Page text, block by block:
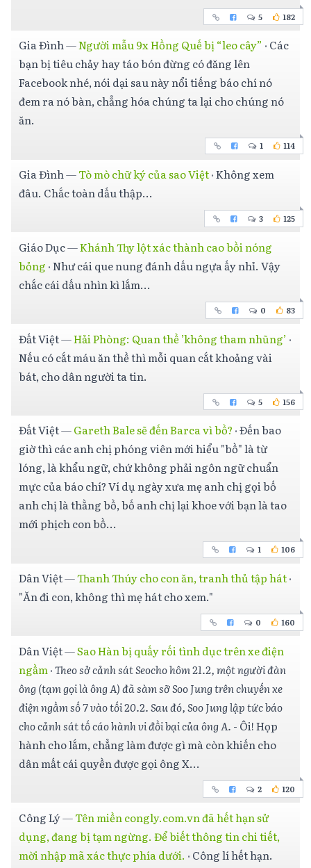
5 182
Gia Đình—Người mẫu 9x Hồng Quế bị “leo cây” · Các
bạn bị tiêu chảy hay táo bón đừng có đăng lên
Facebook nhé, nói dại sau này nổi tiếng báo chí nó
đem ra nó bàn, chẳng hóa chúng ta lại cho chúng nó
ăn.
1 114
Gia Đình—Tò mò chữ ký của sao Việt·Không xem
đâu. Chắc toàn dấu thập...
3 125
Giáo Dục—Khánh Thy lột xác thành cao bồi nóng
bỏng ·Như cái que nung đánh dấu ngựa ấy nhỉ. Vậy
chắc cái dấu nhìn kì lắm...
0 83
Đất Việt—Hải Phòng: Quan thề ’không tham nhũng’ ·
Nếu có cắt máu ăn thề thì mỗi quan cắt khoảng vài
bát, cho dân người ta tin.
5 156
Đất Việt—Gareth Bale sẽ đến Barca vì bồ? ·Đến bao
giờ thì các anh chị phóng viên mới hiểu "bồ" là từ
lóng, là khẩu ngữ, chứ không phải ngôn ngữ chuẩn
mực của báo chí? Ví dụ ngày xưa mẹ anh chị gọi bố
anh chị là thằng bồ, bố anh chị lại khoe với bạn là tao
mới phịch con bồ...
1 106
Dân Việt—Thanh Thúy cho con ăn, tranh thủ tập hát·
"Ăn đi con, không thì mẹ hát cho xem."
0 160
Dân Việt—Sao Hàn bị quấy rối tình dục trên xe điện
ngầm·Theo sở cảnh sát Seocho hôm 21.2, một người đàn
ông (tạm gọi là ông A) đã sàm sỡ Soo Jung trên chuyến xe
điện ngầm số 7 vào tối 20.2. Sau đó, Soo Jung lập tức báo
cho cảnh sát tố cáo hành vi đồi bại của ông A. - Ôi! Họp
hành cho lắm, chẳng làm được gì mà còn khiến cho
dân mất cái quyền được gọi ông X...
2 120
Công Lý—Tên miền congly.com.vn đã hết hạn sử
dụng, đang bị tạm ngừng. Để biết thông tin chi tiết,
mời nhập mã xác thực phía dưới. · Công lí hết hạn.